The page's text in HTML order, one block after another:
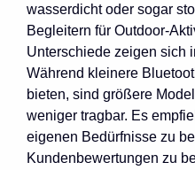
wasserdicht oder sogar
Begleitern für Outdoor-
Unterschiede zeigen sich
Während kleinere
bieten, sind größere
weniger tragbar. Es
eigenen Bedürfnisse zu
Kundenbewertungen zu